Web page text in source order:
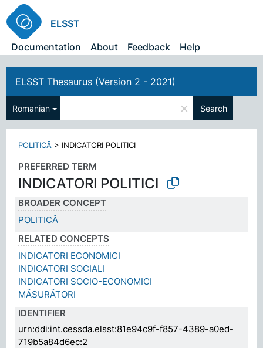
ELSST
Documentation
About Feedback Help
ELSST Thesaurus (Version 2 - 2021)
Romanian × Search
POLITICĂ > INDICATORI POLITICI
PREFERRED TERM
INDICATORI POLITICI
BROADER CONCEPT
POLITICĂ
RELATED CONCEPTS
INDICATORI ECONOMICI
INDICATORI SOCIALI
INDICATORI SOCIO-ECONOMICI
MĂSURĂTORI
IDENTIFIER
urn:ddi:int.cessda.elsst:81e94c9f-f857-4389-a0ed-
719b5a84d6ec:2